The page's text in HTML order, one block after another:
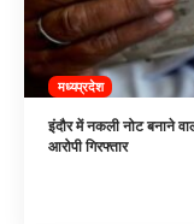
मध्यप्रदेश
इंदौर में नकली नोट बनाने
आरोपी गिरफ्तार